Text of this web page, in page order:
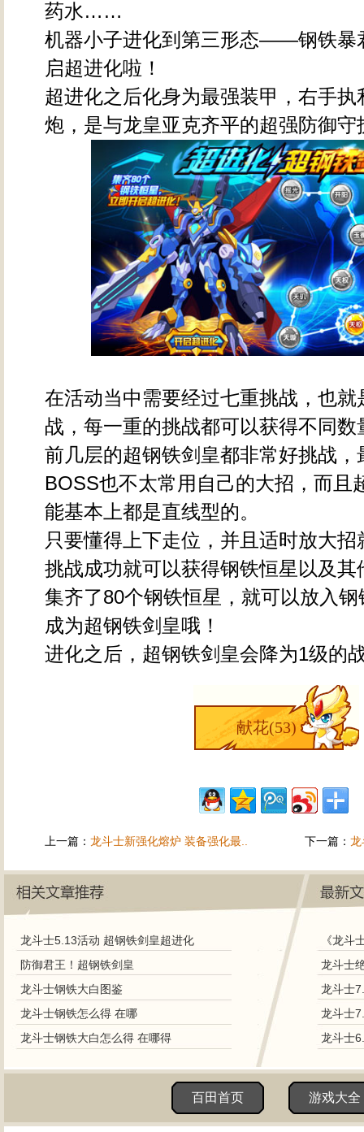
药水……
机器小子进化到第三形态——钢铁暴
启超进化啦！
超进化之后化身为最强装甲，右手执
炮，是与龙皇亚克齐平的超强防御守
在活动当中需要经过七重挑战，也就
战，每一重的挑战都可以获得不同数
前几层的超钢铁剑皇都非常好挑战，
BOSS也不太常用自己的大招，而且
能基本上都是直线型的。
只要懂得上下走位，并且适时放大招
挑战成功就可以获得钢铁恒星以及其
集齐了80个钢铁恒星，就可以放入
成为超钢铁剑皇哦！
进化之后，超钢铁剑皇会降为1级的
献花(53)
上一篇： 龙斗士新强化熔炉 装备强化最.. 下一篇： 龙
龙斗士5.13活动 超钢铁剑皇超进化
防御君王！超钢铁剑皇
龙斗士钢铁大白图鉴
龙斗士钢铁怎么得 在哪
龙斗士钢铁大白怎么得 在哪得
《龙斗
龙斗士
龙斗士
龙斗士
百田首页 游戏大全